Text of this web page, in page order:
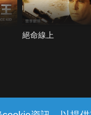
絕命線上